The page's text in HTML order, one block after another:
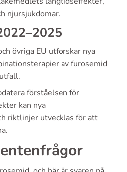
njursjukdomar.
övriga EU utforskar nya
av furosemid
förståelsen för
kan nya
riktlinjer utvecklas för att